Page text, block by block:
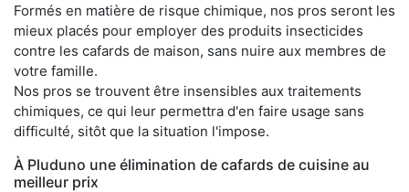
Formés en matière de risque chimique, nos pros seront les
mieux placés pour employer des produits insecticides
contre les cafards de maison, sans nuire aux membres de
votre famille.
Nos pros se trouvent être insensibles aux traitements
chimiques, ce qui leur permettra d'en faire usage sans
difficulté, sitôt que la situation l'impose.
À Pluduno une élimination de cafards de cuisine au
meilleur prix